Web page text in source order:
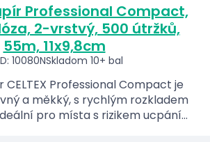
Professional Compact,
2-vrstvý, 500 útržků,
55m, 11x9,8cm
10080NSkladom 10+ bal
Professional Compact je
a měkký, s rychlým rozkladem
pro místa s rizikem ucpání